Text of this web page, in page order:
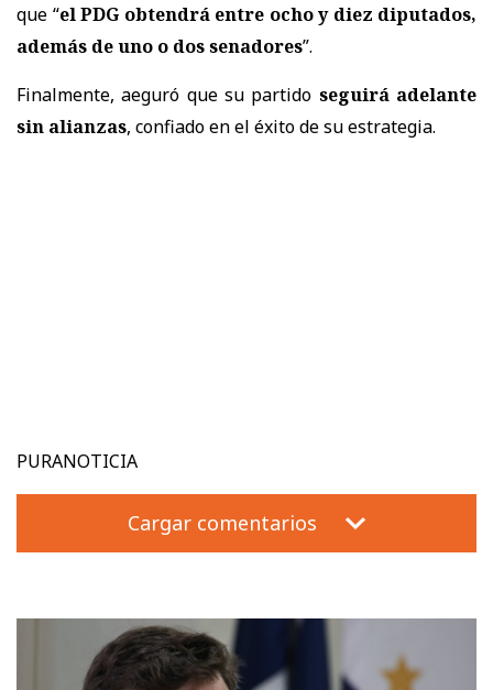
que “el PDG obtendrá entre ocho y diez diputados,
además de uno o dos senadores”.
Finalmente, aeguró que su partido seguirá adelante
sin alianzas, confiado en el éxito de su estrategia.
PURANOTICIA
Cargar comentarios